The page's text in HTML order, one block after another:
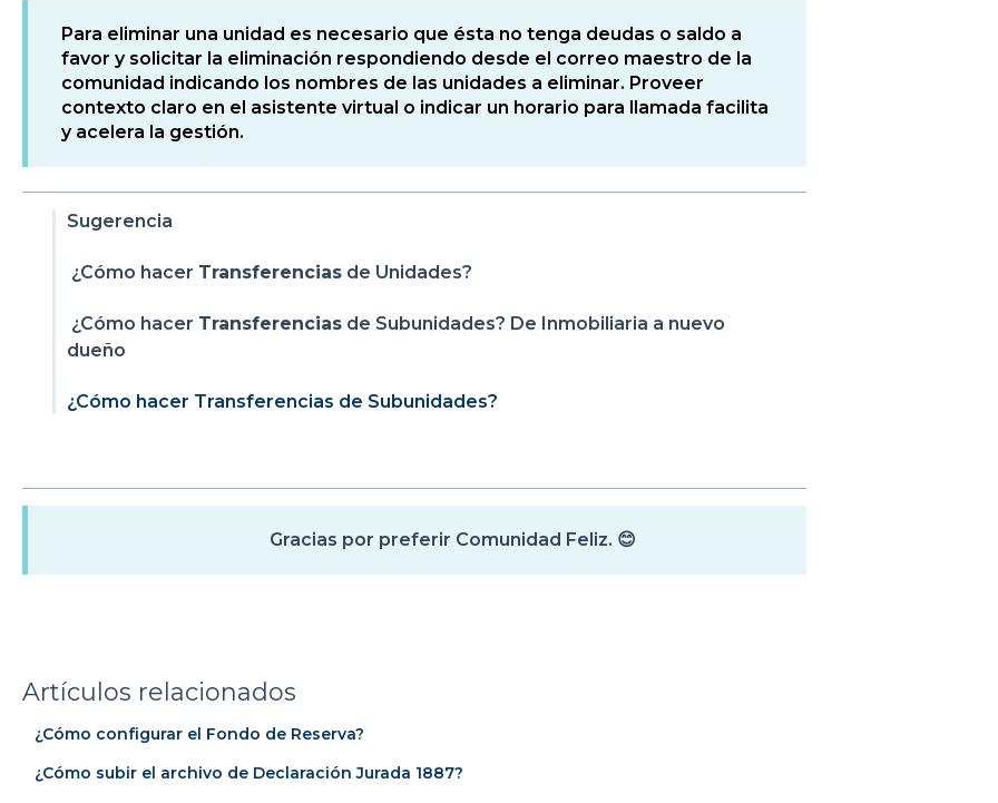
Para eliminar una unidad es necesario que ésta no tenga deudas o saldo a
favor y solicitar la eliminación respondiendo desde el correo maestro de la
comunidad indicando los nombres de las unidades a eliminar. Proveer
contexto claro en el asistente virtual o indicar un horario para llamada facilita
y acelera la gestión.
Sugerencia
¿Cómo hacer Transferenciasde Unidades?
¿Cómo hacer Transferenciasde Subunidades? De Inmobiliaria a nuevo
dueño
¿Cómo hacer Transferencias de Subunidades?
Gracias por preferir Comunidad Feliz. 😊
Artículos relacionados
¿Cómo configurar el Fondo de Reserva?
¿Cómo subir el archivo de Declaración Jurada 1887?